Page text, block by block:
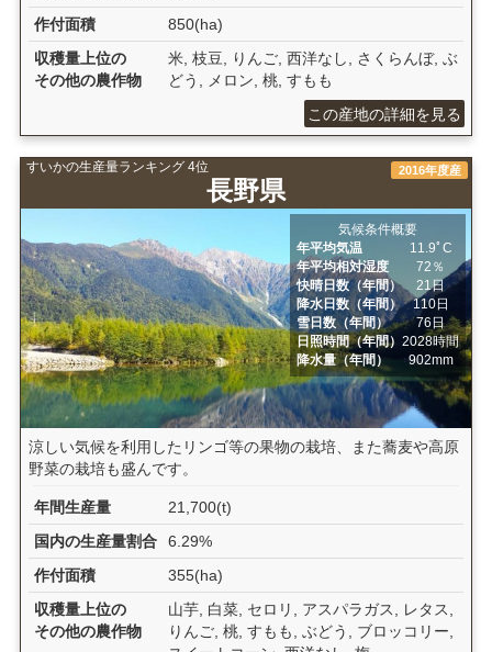
作付面積
850(ha)
収穫量上位の
その他の農作物
米, 枝豆, りんご, 西洋なし, さくらんぼ, ぶ
どう, メロン, 桃, すもも
この産地の詳細を見る
すいかの生産量ランキング 4位
長野県
2016年度産
気候条件概要
年平均気温
11.9ﾟC
年平均相対湿度
72％
快晴日数（年間）
21日
降水日数（年間）
110日
雪日数（年間）
76日
日照時間（年間）2028時間
降水量（年間）
902mm
涼しい気候を利用したリンゴ等の果物の栽培、また蕎麦や高原
野菜の栽培も盛んです。
年間生産量
21,700(t)
国内の生産量割合
6.29%
作付面積
355(ha)
収穫量上位の
その他の農作物
山芋, 白菜, セロリ, アスパラガス, レタス,
りんご, 桃, すもも, ぶどう, ブロッコリー,